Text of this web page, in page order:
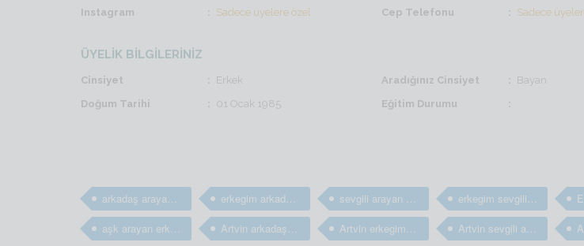
Instagram Sadece üyelere özel Cep Telefonu Sadece
ÜYELİK BİLGİLERİNİZ
Cinsiyet Erkek Aradığınız Cinsiyet Bayan
Doğum Tarihi
01 Ocak 1985 Eğitim Durumu
arkadaş arayan erkekler erkegim arkadaş arıyorum sevgili arayan erkekler erkegim sevgili arıyorum
aşk arayan erkekler Artvin arkadaş arayan erkekler Artvin erkegim arkadaş arıyorum Artvin sevgili arayan erkekler